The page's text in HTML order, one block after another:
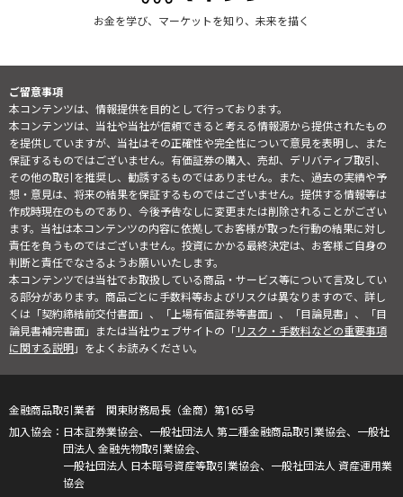
お金を学び、マーケットを知り、未来を描く
ご留意事項
本コンテンツは、情報提供を目的として行っております。
本コンテンツは、当社や当社が信頼できると考える情報源から提供されたもの
を提供していますが、当社はその正確性や完全性について意見を表明し、また
保証するものではございません。有価証券の購入、売却、デリバティブ取引、
その他の取引を推奨し、勧誘するものではありません。また、過去の実績や予
想・意見は、将来の結果を保証するものではございません。提供する情報等は
作成時現在のものであり、今後予告なしに変更または削除されることがござい
ます。当社は本コンテンツの内容に依拠してお客様が取った行動の結果に対し
責任を負うものではございません。投資にかかる最終決定は、お客様ご自身の
判断と責任でなさるようお願いいたします。
本コンテンツでは当社でお取扱している商品・サービス等について言及してい
る部分があります。商品ごとに手数料等およびリスクは異なりますので、詳し
くは「契約締結前交付書面」、「上場有価証券等書面」、「目論見書」、「目
論見書補完書面」または当社ウェブサイトの「リスク・手数料などの重要事項
に関する説明」をよくお読みください。
金融商品取引業者 関東財務局長（金商）第165号
日本証券業協会、一般社団法人 第二種金融商品取引業協会、一般社
団法人 金融先物取引業協会、
一般社団法人 日本暗号資産等取引業協会、一般社団法人 資産運用業
協会